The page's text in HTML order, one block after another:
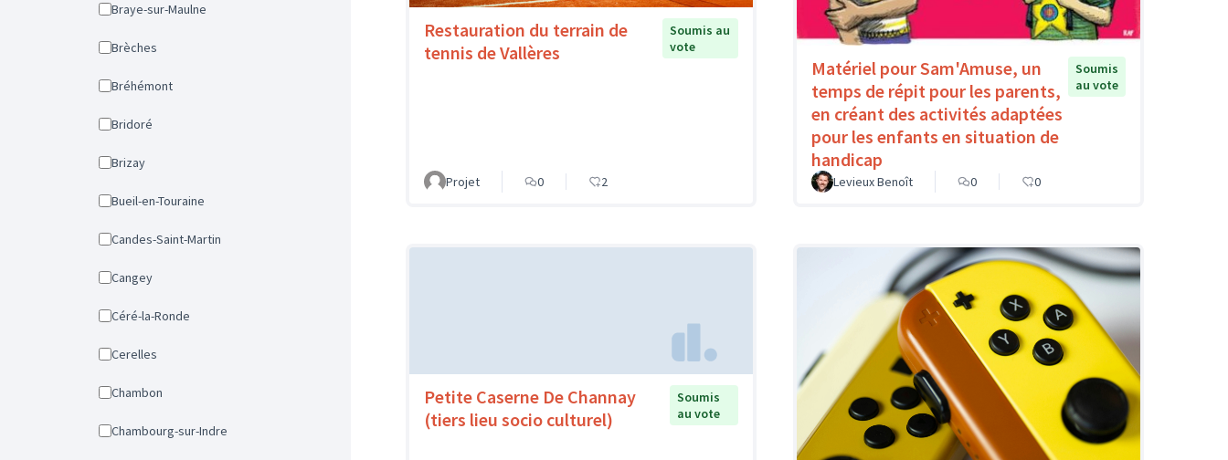
Braye-sur-Maulne
Brèches
Bréhémont
Bridoré
Brizay
Bueil-en-Touraine
Candes-Saint-Martin
Cangey
Céré-la-Ronde
Cerelles
Chambon
Chambourg-sur-Indre
Restauration du terrain de
tennis de Vallères
Soumis au
vote
Projet 0 2
Matériel pour Sam'Amuse, un
temps de répit pour les parents,
en créant des activités adaptées
pour les enfants en situation de
handicap
Soumis
au vote
Levieux Benoît 0 0
Petite Caserne De Channay
(tiers lieu socio culturel)
Soumis
au vote